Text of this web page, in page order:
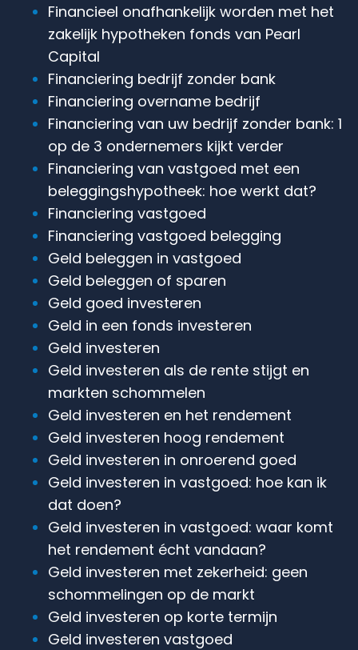
Financieel onafhankelijk worden met het
zakelijk hypotheken fonds van Pearl
Capital
Financiering bedrijf zonder bank
Financiering overname bedrijf
Financiering van uw bedrijf zonder bank: 1
op de 3 ondernemers kijkt verder
Financiering van vastgoed met een
beleggingshypotheek: hoe werkt dat?
Financiering vastgoed
Financiering vastgoed belegging
Geld beleggen in vastgoed
Geld beleggen of sparen
Geld goed investeren
Geld in een fonds investeren
Geld investeren
Geld investeren als de rente stijgt en
markten schommelen
Geld investeren en het rendement
Geld investeren hoog rendement
Geld investeren in onroerend goed
Geld investeren in vastgoed: hoe kan ik
dat doen?
Geld investeren in vastgoed: waar komt
het rendement écht vandaan?
Geld investeren met zekerheid: geen
schommelingen op de markt
Geld investeren op korte termijn
Geld investeren vastgoed